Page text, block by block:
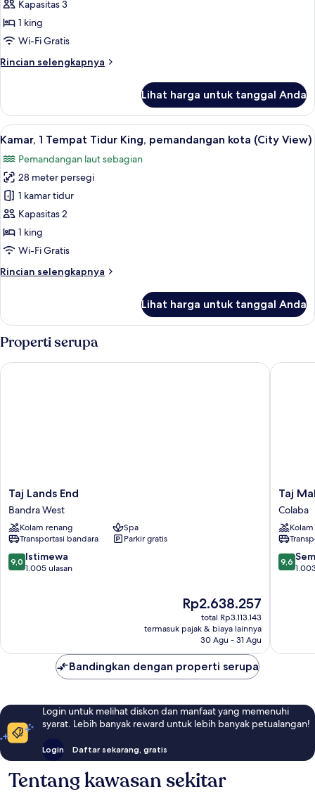
(Ocean
View)
Apartemen,
1
kamar
Kapasitas 3
1 king
Wi-Fi Gratis
Rincian selengkapnya
Rincian
Apartemen,
kamar
Lihat harga untuk tanggal Anda
Lihat
semua
foto
untuk
Kamar,
1
Tempat
Tidur
pemandangan
View)
Seprai premium, minibar, brankas,
11
Kamar, 1 Tempat Tidur King, pemandangan kota (City View)
Pemandangan laut sebagian
28 meter persegi
1 kamar tidur
Kapasitas 2
1 king
Wi-Fi Gratis
Rincian selengkapnya
Rincian
Kamar,
Tempat
King,
Lihat harga untuk tanggal Anda
Properti serupa
Taj
Lands
End
Bandra
West
Taj Lands End
Bandra West
Kolam renang
Spa
Transportasi bandara
Parkir gratis
9.0
dari
9,0 Istimewa
1.005 ulasan
Harga
sekarang
Rp2.638.257
Rp2.638.257
total Rp3.113.143
termasuk pajak & biaya lainnya
30 Agu - 31 Agu
Taj Lands End
Taj
Mahal
Tower,
Mumbai
Colaba
Taj
Colaba
9.6
dari
9,6
Taj
Bandingkan dengan properti serupa
Login untuk melihat diskon dan manfaat yang memenuhi
syarat. Lebih banyak reward untuk lebih banyak petualangan!
Login Daftar sekarang, gratis
Tentang kawasan sekitar